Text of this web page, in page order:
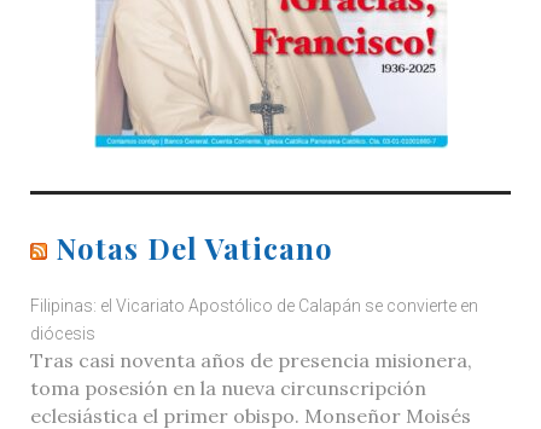
Notas Del Vaticano
Filipinas: el Vicariato Apostólico de Calapán se convierte en
diócesis
Tras casi noventa años de presencia misionera,
toma posesión en la nueva circunscripción
eclesiástica el primer obispo. Monseñor Moisés